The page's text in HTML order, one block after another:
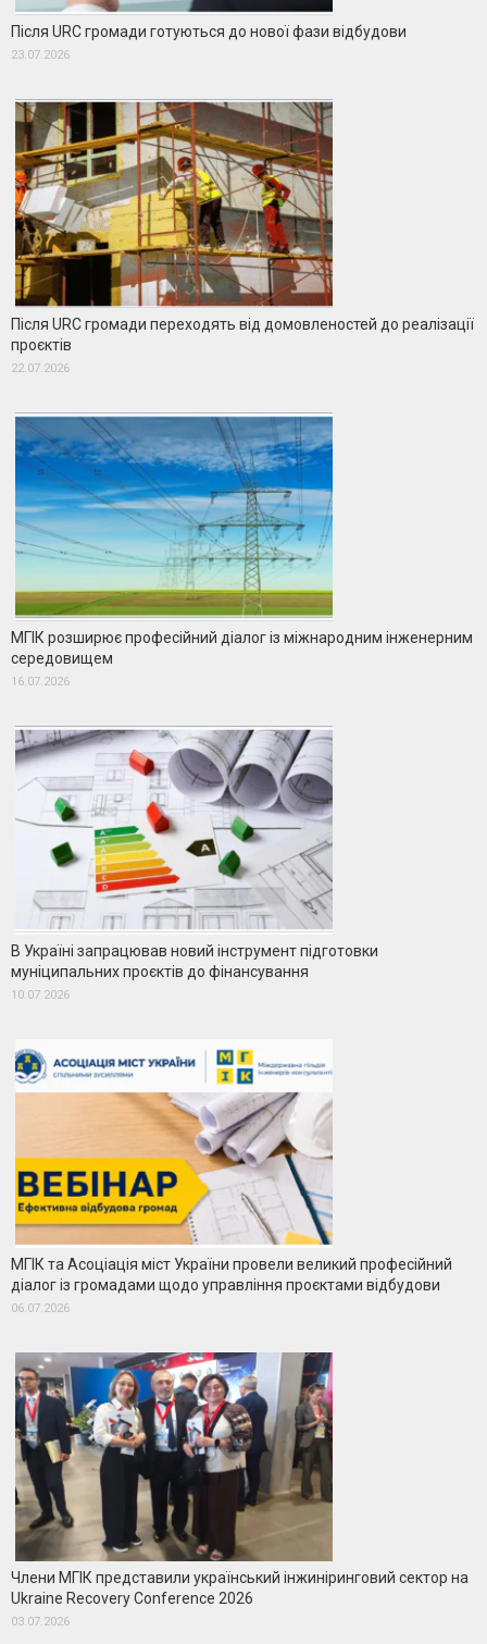
Після URC громади готуються до нової фази відбудови
23.07.2026
Після URC громади переходять від домовленостей до реалізації
проєктів
22.07.2026
МГІК розширює професійний діалог із міжнародним інженерним
середовищем
16.07.2026
В Україні запрацював новий інструмент підготовки
муніципальних проєктів до фінансування
10.07.2026
МГІК та Асоціація міст України провели великий професійний
діалог із громадами щодо управління проєктами відбудови
06.07.2026
Члени МГІК представили український інжиніринговий сектор на
Ukraine Recovery Conference 2026
03.07.2026